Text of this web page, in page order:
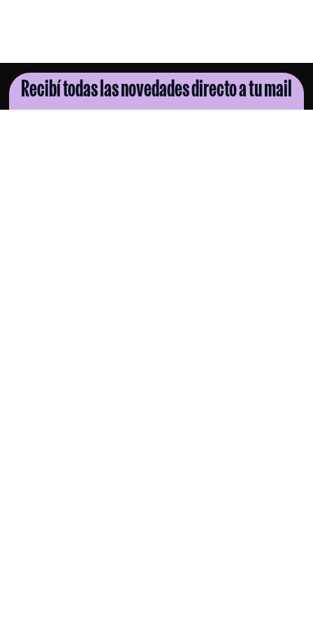
Recibí todas las novedades directo a tu mail